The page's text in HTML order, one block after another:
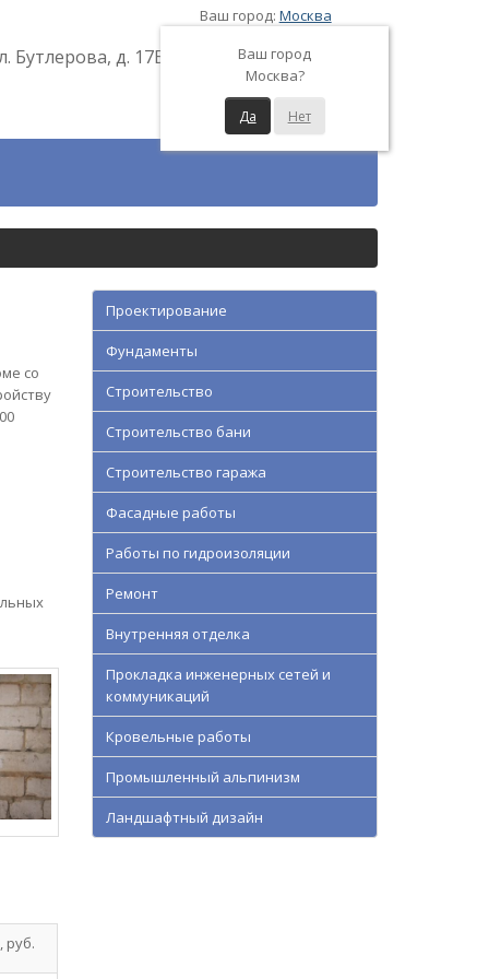
Бутлерова, д. 17Б
Ваш город: Москва
Ваш город
Москва?
Да Нет
со
руб.
Проектирование
Фундаменты
Строительство
Строительство бани
Строительство гаража
Фасадные работы
Работы по гидроизоляции
Ремонт
Внутренняя отделка
Прокладка инженерных сетей и
коммуникаций
Кровельные работы
Промышленный альпинизм
Ландшафтный дизайн